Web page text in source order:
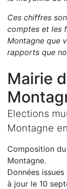
Ces chiffres
comptes et les
Montagne que
rapports que
Mairie
Elections
Montagne en
Composition
Montagne.
Données
à jour le 10